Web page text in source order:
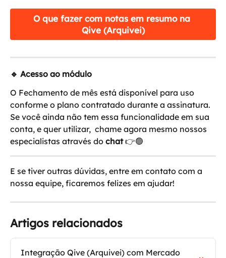
O que fazer com notas em resumo na
Qive (Arquivei)
🔹 Acesso ao módulo
O Fechamento de mês está disponível para uso
conforme o plano contratado durante a assinatura.
Se você ainda não tem essa funcionalidade em sua
conta, e quer utilizar,  chame agora mesmo nossos
especialistas através do chat 👉🟢
E se tiver outras dúvidas, entre em contato com a
nossa equipe, ficaremos felizes em ajudar!
Artigos relacionados
Integração Qive (Arquivei) com Mercado